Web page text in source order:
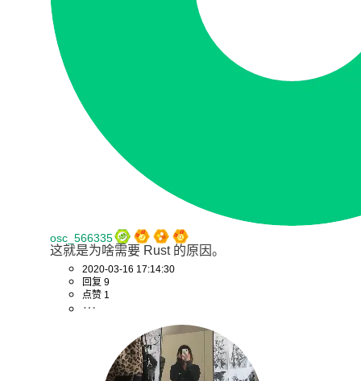
osc_566335
这就是为啥需要 Rust 的原因。
2020-03-16 17:14:30
回复 9
点赞 1